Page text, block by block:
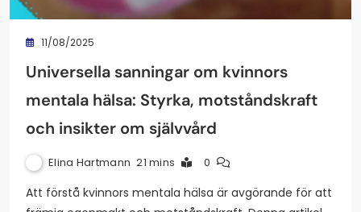
11/08/2025
Universella sanningar om kvinnors
mentala hälsa: Styrka, motståndskraft
och insikter om självvård
Elina Hartmann 21 mins 0
Att förstå kvinnors mentala hälsa är avgörande för att